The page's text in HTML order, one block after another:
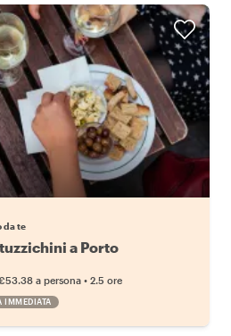
preferito
da te
a Porto
a persona • 2.5 ore
IMMEDIATA